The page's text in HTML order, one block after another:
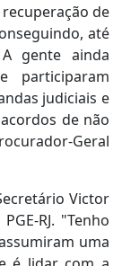
de
até
gente ainda
participaram
judiciais e
de não
Geral
Victor
RJ. "Tenho
uma